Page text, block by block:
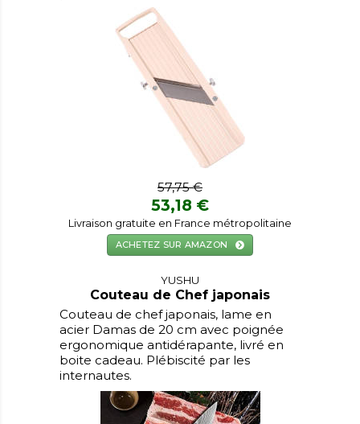
57,75 €
53,18 €
Livraison gratuite en France métropolitaine
ACHETEZ SUR AMAZON
YUSHU
Couteau de Chef japonais
Couteau de chef japonais, lame en
acier Damas de 20 cm avec poignée
ergonomique antidérapante, livré en
boite cadeau. Plébiscité par les
internautes.